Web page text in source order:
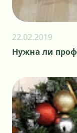
22.02.2019
Нужна ли